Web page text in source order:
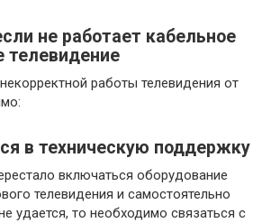
не работает кабельное
телевидение
работы телевидения от
в техническую поддержку
включаться оборудование
телевидения и самостоятельно
удается, то необходимо связаться с